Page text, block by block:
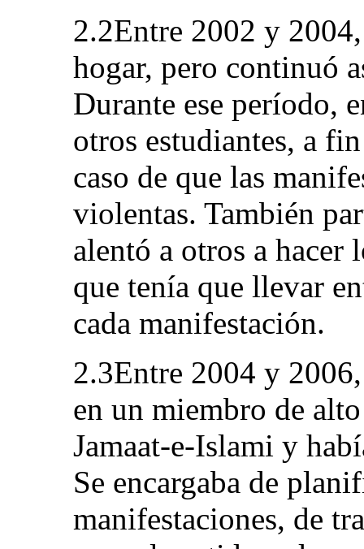
2.2Entre 2002 y
hogar, pero continuó
Durante ese período,
otros estudiantes, a
caso de que las
violentas. También
alentó a otros a
que tenía que llevar
cada manifestación.
2.3Entre 2004 y
en un miembro de
Jamaat-e-Islami y
Se encargaba de
manifestaciones, de